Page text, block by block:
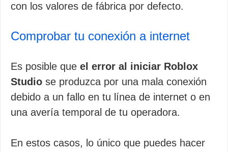
con los valores de fábrica por defecto.
Comprobar tu conexión a internet
Es posible que el error al iniciar Roblox
Studio se produzca por una mala conexión
debido a un fallo en tu línea de internet o en
una avería temporal de tu operadora.
En estos casos, lo único que puedes hacer